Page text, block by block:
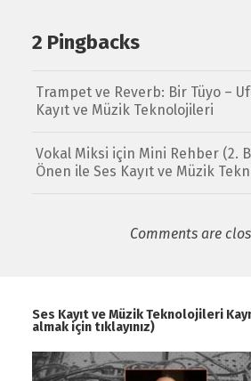
2 Pingbacks
Trampet ve Reverb: Bir Tüyo –
Kayıt ve Müzik Teknolojileri
Vokal Miksi için Mini Rehber (2.
Önen ile Ses Kayıt ve Müzik
Comments are
Ses Kayıt ve Müzik Teknolojileri
almak için tıklayınız)